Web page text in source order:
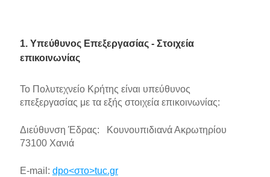
1. Υπεύθυνος Επεξεργασίας - Στοιχεία
επικοινωνίας
Το Πολυτεχνείο Κρήτης είναι υπεύθυνος
επεξεργασίας με τα εξής στοιχεία επικοινωνίας:
Διεύθυνση Έδρας: Κουνουπιδιανά Ακρωτηρίου
73100 Χανιά
E-mail: dpo<στο>tuc.gr